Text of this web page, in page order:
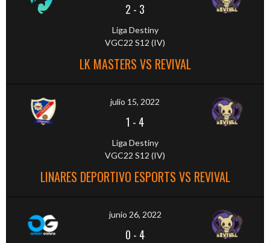
2 - 3
Liga Destiny
VGC22 S12 (IV)
LK MASTERS VS REVIVAL
julio 15, 2022
1 - 4
Liga Destiny
VGC22 S12 (IV)
LINARES DEPORTIVO ESPORTS VS REVIVAL
junio 26, 2022
0 - 4